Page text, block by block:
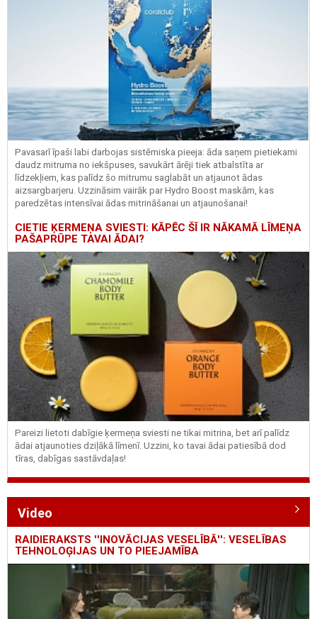
Pavasarī īpaši labi darbojas sistēmiska pieeja: āda saņem pietiekami
daudz mitruma no iekšpuses, savukārt ārēji tiek atbalstīta ar
līdzekļiem, kas palīdz šo mitrumu saglabāt un atjaunot ādas
aizsargbarjeru. Uzzināsim vairāk parHydro Boost maskām, kas
paredzētas intensīvai ādas mitrināšanai un atjaunošanai!
CIETIE ĶERMEŅA SVIESTI: KĀPĒC ŠĪ IR NĀKAMĀ LĪMEŅA
PAŠAPRŪPE TAVAI ĀDAI?
Pareizi lietoti dabīgie ķermeņa sviesti ne tikai mitrina, bet arī palīdz
ādai atjaunoties dziļākā līmenī. Uzzini, ko tavai ādai patiesībā dod
tīras, dabīgas sastāvdaļas!
Video
RAIDIERAKSTS ''INOVĀCIJAS VESELĪBĀ'': VESELĪBAS
TEHNOLOĢIJAS UN TO PIEEJAMĪBA